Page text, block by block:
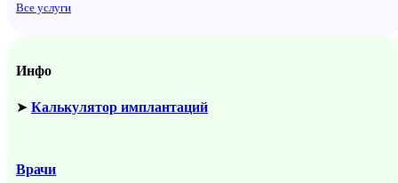
Все услуги
Инфо
➤ Калькулятор имплантаций
Врачи